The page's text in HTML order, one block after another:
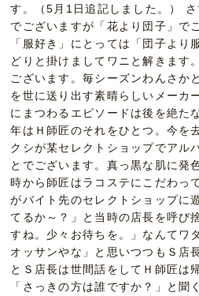
す。（5月1日追記しました。）
でございますが「花より団子」で
「服好き」にとっては「団子より
どりと掛けましてワニと解きます
ございます。毎シーズンわんさか
を世に送り出す素晴らしいメーカ
にまつわるエピソードは後を絶た
年はＨ師匠のそれをひとつ。今を
クシが某セレクトショップでアル
とでございます。真っ黒な肌に発
時から師匠はラコステにこだわっ
がバイト先のセレクトショップに
てるか～？」と当時の店長を呼び
すね。少々お待ちを。」なんてワ
オッサンやな」と思いつつもＳ店
とＳ店長は世間話をしてＨ師匠は
「さっきの方は誰ですか？」と聞